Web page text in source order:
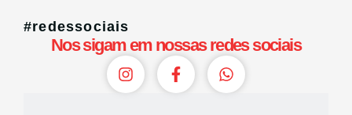
#redessociais
Nos sigam em nossas redes sociais